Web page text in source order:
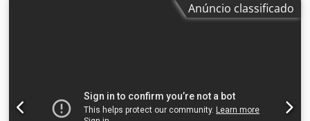
nível de 80 mm – perfeito para hambúrgueres, salsichas,
Anúncio classificado